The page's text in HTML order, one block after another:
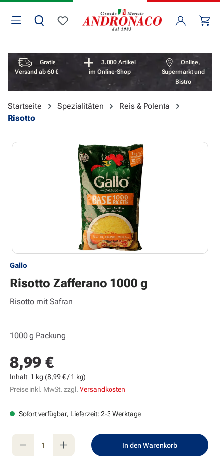
Zum Hauptinhalt springen
Du hast 0 Produkte auf dem Merkzettel
Vorteile überspringen
Gratis
Versand ab 60 €
3.000 Artikel
im Online-Shop
Online,
Supermarkt und
Bistro
Startseite Spezialitäten
Reis & Polenta
Risotto
Bildergalerie überspringen
Gallo
Risotto Zafferano 1000 g
Risotto mit Safran
1000 g Packung
Regulärer Preis:
8,99 €
Inhalt: 1 kg (8,99 € / 1 kg)
Preise inkl. MwSt. zzgl. Versandkosten
Sofort verfügbar, Lieferzeit: 2-3 Werktage
Produkt Anzahl: Gib den gewünschten
In den Warenkorb